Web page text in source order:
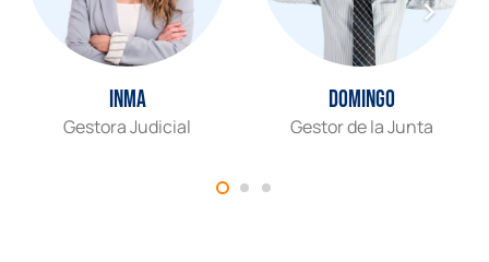
Inma
Gestora Judicial
Domingo
Gestor de la Junta